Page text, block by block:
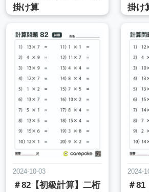
掛け算
掛け
2024-10-03
＃82【初級計算】二桁
2024-
＃